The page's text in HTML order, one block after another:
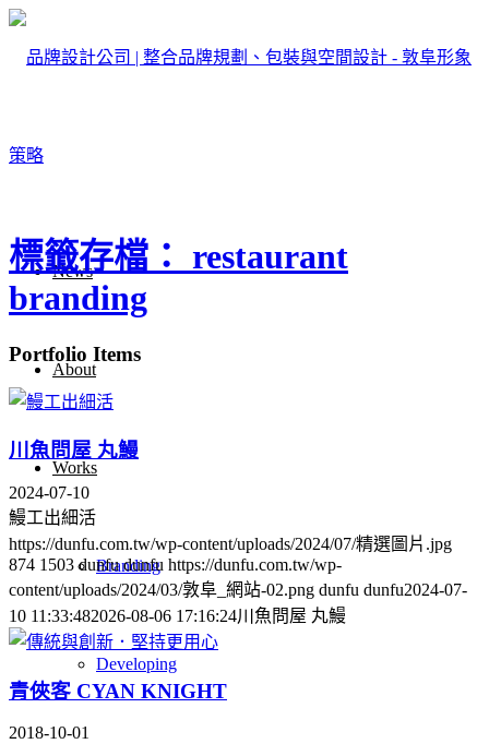
News
About
Works
Branding
Developing
標籤存檔： restaurant
branding
Portfolio Items
川魚問屋 丸鰻
2024-07-10
鰻工出細活
https://dunfu.com.tw/wp-content/uploads/2024/07/精選圖片.jpg
874 1503 dunfu dunfu https://dunfu.com.tw/wp-
content/uploads/2024/03/敦阜_網站-02.png dunfu dunfu2024-07-
10 11:33:482026-08-06 17:16:24川魚問屋 丸鰻
青俠客 CYAN KNIGHT
2018-10-01